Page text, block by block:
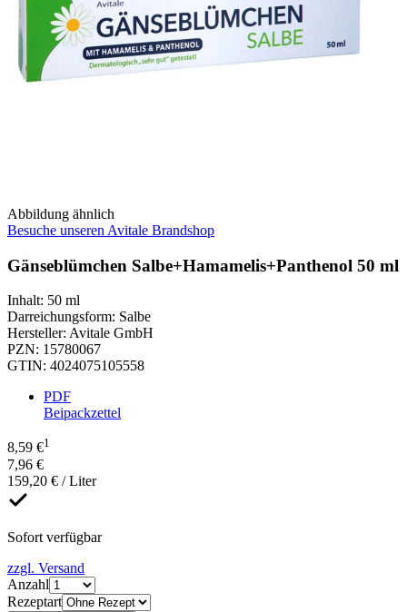
Abbildung ähnlich
Besuche unseren Avitale Brandshop
Gänseblümchen Salbe+Hamamelis+Panthenol 50 ml
Inhalt: 50 ml
Darreichungsform: Salbe
Hersteller: Avitale GmbH
PZN: 15780067
GTIN: 4024075105558
PDF
Beipackzettel
8,59 €1
7,96 €
159,20 € / Liter
Sofort verfügbar
zzgl. Versand
Anzahl
Rezeptart